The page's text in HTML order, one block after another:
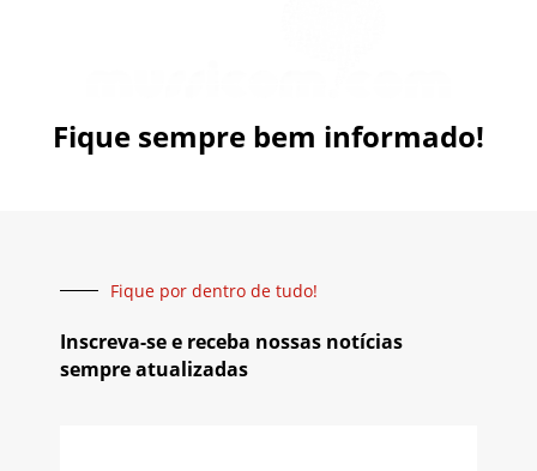
Fique sempre bem informado!
Fique por dentro de tudo!
Inscreva-se e receba nossas notícias
sempre atualizadas